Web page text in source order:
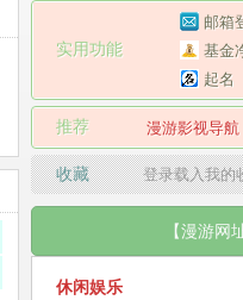
实用功能
邮箱
基金
起名
推荐 漫游影视导航
收藏 登录载入我
【漫游网
休闲娱乐